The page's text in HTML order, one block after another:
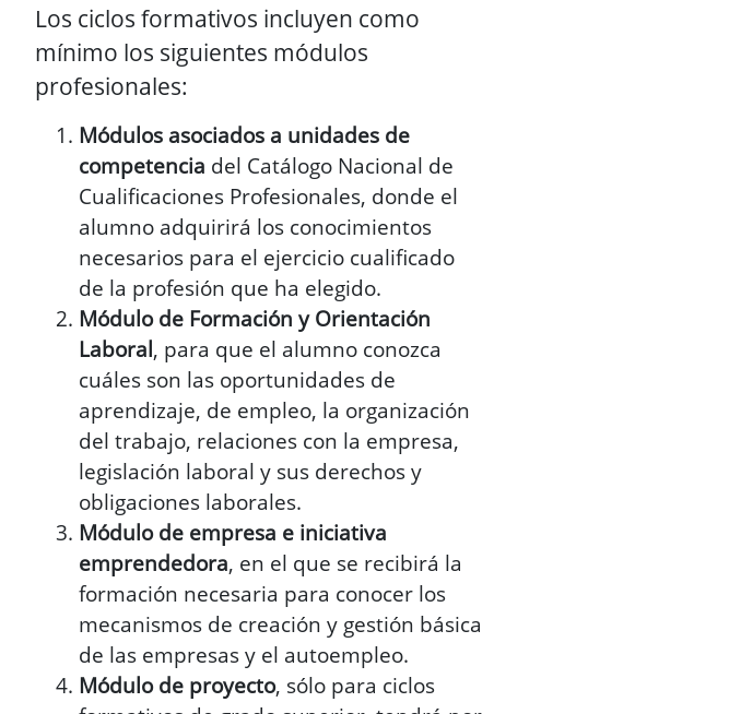
Los ciclos formativos incluyen como
mínimo los siguientes módulos
profesionales:
Módulos asociados a unidades de
competencia del Catálogo Nacional de
Cualificaciones Profesionales, donde el
alumno adquirirá los conocimientos
necesarios para el ejercicio cualificado
de la profesión que ha elegido.
Módulo de Formación y Orientación
Laboral, para que el alumno conozca
cuáles son las oportunidades de
aprendizaje, de empleo, la organización
del trabajo, relaciones con la empresa,
legislación laboral y sus derechos y
obligaciones laborales.
Módulo de empresa e iniciativa
emprendedora, en el que se recibirá la
formación necesaria para conocer los
mecanismos de creación y gestión básica
de las empresas y el autoempleo.
Módulo de proyecto, sólo para ciclos